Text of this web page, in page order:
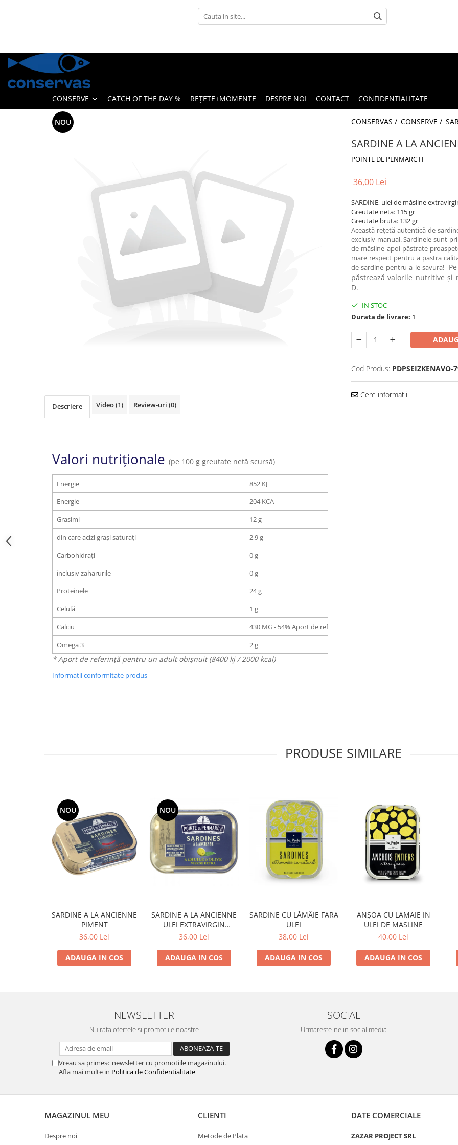
SUPE
ANȘOA - HAMSII
FRUCTE DE MARE + ALȚI PEȘTI
CONSERVE CATCH OF THE DAY % REȚETE+MOMENTE DESPRE NOI CONTACT CONFIDENTIALITATE
CONSERVAS / CONSERVE /
SARDINE A LA
POINTE DE PENMARC'H
NOU
36,00 Lei
SARDINE, ulei de măsline
Greutate neta: 115 gr
Greutate bruta: 132 gr
Această rețetă autentică de
exclusiv manual. Sardinele sunt
de măsline apoi păstrate
mare respect pentru a pastra
de sardine pentru a le savura!
păstrează valorile nutritive și
D.
IN STOC
Durata de livrare: 1
Cod Produs: PDPSEIZKENAVO-
Cere informatii
Descriere Video(1) Review-uri (0)
Valori nutriționale (pe 100 g greutate netă scursă)
Energie
852 KJ
Energie
204 KCA
Grasimi
12 g
din care acizi grași saturați
2,9 g
Carbohidrați
0 g
inclusiv zaharurile
0 g
Proteinele
24 g
Celulă
1 g
Calciu
430 MG - 54% Aport de referință
Omega 3
2 g
* Aport de referință pentru un adult obișnuit (8400 kj / 2000 kcal)
Informatii conformitate produs
PRODUSE SIMILARE
NOU
SARDINE A LA ANCIENNE
PIMENT
36,00 Lei
ADAUGA IN COS
NOU
SARDINE A LA ANCIENNE
ULEI EXTRAVIRGIN
MASLINE
36,00 Lei
ADAUGA IN COS
SARDINE CU LĂMÂIE FARA
ULEI
38,00 Lei
ADAUGA IN COS
ANȘOA CU LAMAIE IN
ULEI DE MASLINE
40,00 Lei
ADAUGA IN COS
NEWSLETTER
Nu rata ofertele si promotiile noastre
Vreau sa primesc newsletter cu promotiile magazinului.
Afla mai multe in Politica de Confidentialitate
SOCIAL
Urmareste-ne in social media
MAGAZINUL MEU
Despre noi
CLIENTI
Metode de Plata
DATE COMERCIALE
ZAZAR PROJECT SRL